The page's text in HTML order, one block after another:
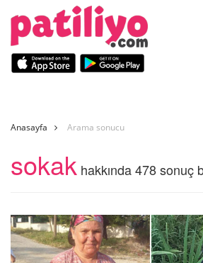
Anasayfa Arama sonucu
sokak hakkında 478 sonuç